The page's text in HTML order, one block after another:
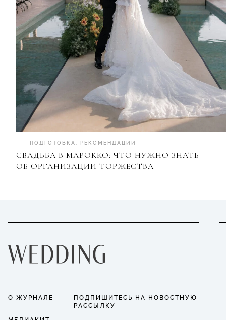
ПОДГОТОВКА РЕКОМЕНДАЦИИ
СВАДЬБА В МАРОККО: ЧТО НУЖНО ЗНАТЬ
ОБ ОРГАНИЗАЦИИ ТОРЖЕСТВА
О ЖУРНАЛЕ
ПОДПИШИТЕСЬ НА НОВОСТНУЮ
РАССЫЛКУ